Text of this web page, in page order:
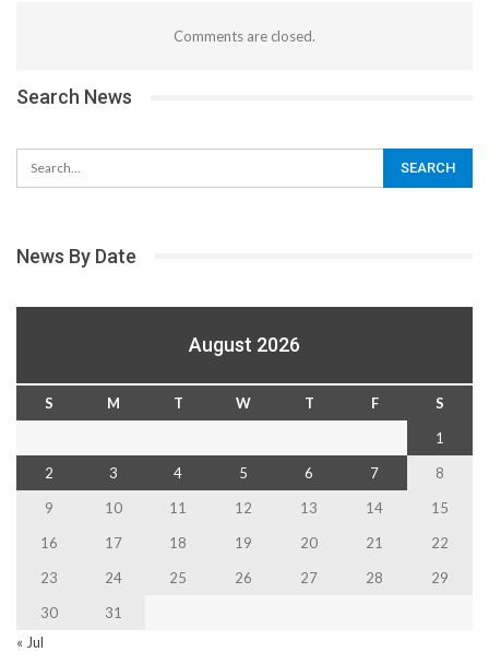
Comments are closed.
Search News
News By Date
August 2026
S M T W T F
S
1
2
3 4 5 6 7
8
9
10 11 12 13 14
15
16
17 18 19 20 21
22
23
24 25 26 27 28
29
30
31
« Jul